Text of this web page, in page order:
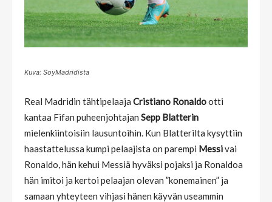
Kuva: SoyMadridista
Real Madridin tähtipelaaja Cristiano Ronaldootti
kantaa Fifan puheenjohtajan Sepp Blatterin
mielenkiintoisiin lausuntoihin. Kun Blatterilta kysyttiin
haastattelussa kumpi pelaajista on parempi Messivai
Ronaldo, hän kehui Messiä hyväksi pojaksi ja Ronaldoa
hän imitoi ja kertoi pelaajan olevan ”konemainen” ja
samaan yhteyteen vihjasi hänen käyvän useammin